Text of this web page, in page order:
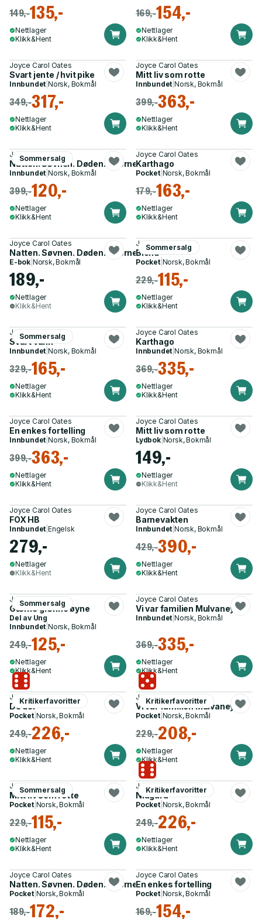
149,-135,-
Nettlager
Klikk&Hent
169,-154,-
Nettlager
Klikk&Hent
Joyce Carol Oates
Svart jente / hvit pike
Innbundet |Norsk, Bokmål
349,-317,-
Nettlager
Klikk&Hent
Joyce Carol Oates
Mitt liv som rotte
Innbundet |Norsk, Bokmål
399,-363,-
Nettlager
Klikk&Hent
Sommersalg
Joyce Carol Oates
Natten. Søvnen. Døden. Stjernene
Innbundet |Norsk, Bokmål
399,-120,-
Nettlager
Klikk&Hent
Joyce Carol Oates
Karthago
Pocket| Norsk, Bokmål
179,-163,-
Nettlager
Klikk&Hent
Joyce Carol Oates
Natten. Søvnen. Døden. Stjernene
E-bok Norsk, Bokmål
189,-
Nettlager
Klikk&Hent
Sommersalg
Joyce Carol Oates
Blond
Pocket| Norsk, Bokmål
229,-115,-
Nettlager
Klikk&Hent
Sommersalg
Joyce Carol Oates
Svart vann
Innbundet |Norsk, Bokmål
329,-165,-
Nettlager
Klikk&Hent
Joyce Carol Oates
Karthago
Innbundet |Norsk, Bokmål
369,-335,-
Nettlager
Klikk&Hent
Joyce Carol Oates
En enkes fortelling
Innbundet |Norsk, Bokmål
399,-363,-
Nettlager
Klikk&Hent
Joyce Carol Oates
Mitt liv som rotte
Lydbok| Norsk, Bokmål
149,-
Nettlager
Klikk&Hent
Joyce Carol Oates
FOX HB
Innbundet |Engelsk
279,-
Nettlager
Klikk&Hent
Joyce Carol Oates
Barnevakten
Innbundet |Norsk, Bokmål
429,-390,-
Nettlager
Klikk&Hent
Sommersalg
Joyce Carol Oates
Gærne grønne øyne
Del av Ung
Innbundet |Norsk, Bokmål
249,-125,-
Nettlager
Klikk&Hent
Joyce Carol Oates
Vi var familien Mulvaney
Innbundet |Norsk, Bokmål
369,-335,-
Nettlager
Klikk&Hent
Kritikerfavoritter
Joyce Carol Oates
De der
Pocket| Norsk, Bokmål
249,-226,-
Nettlager
Klikk&Hent
Kritikerfavoritter
Joyce Carol Oates
Vi var familien Mulvaney
Pocket| Norsk, Bokmål
229,-208,-
Nettlager
Klikk&Hent
Sommersalg
Joyce Carol Oates
Mitt liv som rotte
Pocket| Norsk, Bokmål
229,-115,-
Nettlager
Klikk&Hent
Kritikerfavoritter
Joyce Carol Oates
Niagara
Pocket| Norsk, Bokmål
249,-226,-
Nettlager
Klikk&Hent
Joyce Carol Oates
Natten. Søvnen. Døden. Stjernene
Pocket| Norsk, Bokmål
189,-172,-
Joyce Carol Oates
En enkes fortelling
Pocket| Norsk, Bokmål
169,-154,-